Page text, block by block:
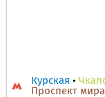
Курская •
Проспект